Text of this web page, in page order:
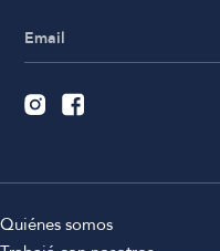
Quiénes somos